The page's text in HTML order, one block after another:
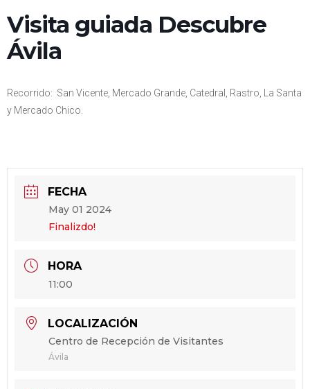
Visita guiada Descubre
Ávila
Recorrido: San Vicente, Mercado Grande, Catedral, Rastro, La Santa
y Mercado Chico.
FECHA
May 01 2024
Finalizdo!
HORA
11:00
LOCALIZACIÓN
Centro de Recepción de Visitantes
Ávila